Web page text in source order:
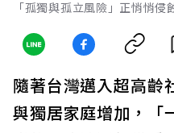
「孤獨與孤立風險」正悄悄
隨著台灣邁入超高齡
與獨居家庭增加，「